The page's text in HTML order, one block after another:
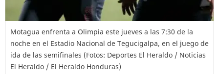
Motagua enfrenta a Olimpia este jueves a las 7:30 de la
noche en el Estadio Nacional de Tegucigalpa, en el juego de
ida de las semifinales (Fotos: Deportes El Heraldo / Noticias
El Heraldo / El Heraldo Honduras)